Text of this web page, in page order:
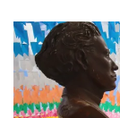
e-
mail